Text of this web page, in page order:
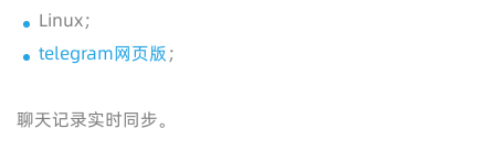
Linux；
telegram网页版；
聊天记录实时同步。